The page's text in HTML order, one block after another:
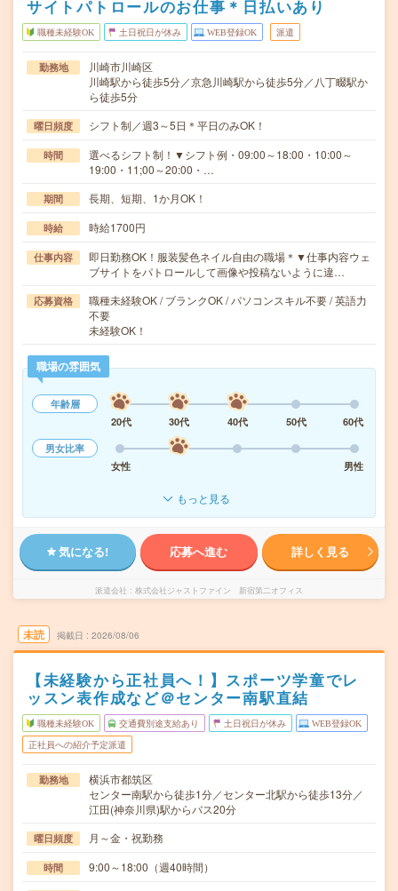
サイトパトロールのお仕事＊日払いあり
職種未経験OK 土日祝日が休み WEB登録OK 派遣
勤務地
川崎市川崎区
川崎駅から徒歩5分／京急川崎駅から徒歩5分／八丁畷駅か
ら徒歩5分
曜日頻度 シフト制／週3～5日＊平日のみOK！
時間
選べるシフト制！▼シフト例・09:00～18:00・10:00～
19:00・11;00～20:00・…
期間 長期、短期、1か月OK！
時給 時給1700円
仕事内容
即日勤務OK！服装髪色ネイル自由の職場＊▼仕事内容ウェ
ブサイトをパトロールして画像や投稿ないように違…
応募資格
職種未経験OK / ブランクOK / パソコンスキル不要 / 英語力
不要
未経験OK！
職場の雰囲気
年齢層
20代
30代 40代 50代
60代
男女比率
女性
男性
もっと見る
気になる! 応募へ進む 詳しく見る
派遣会社 株式会社ジャストファイン 新宿第二オフィス
未読 掲載日 2026/08/06
【未経験から正社員へ！】スポーツ学童でレ
ッスン表作成など＠センター南駅直結
職種未経験OK 交通費別途支給あり 土日祝日が休み WEB登録OK
正社員への紹介予定派遣
勤務地
横浜市都筑区
センター南駅から徒歩1分／センター北駅から徒歩13分／
江田(神奈川県)駅からバス20分
曜日頻度 月～金・祝勤務
時間 9:00～18:00（週40時間）